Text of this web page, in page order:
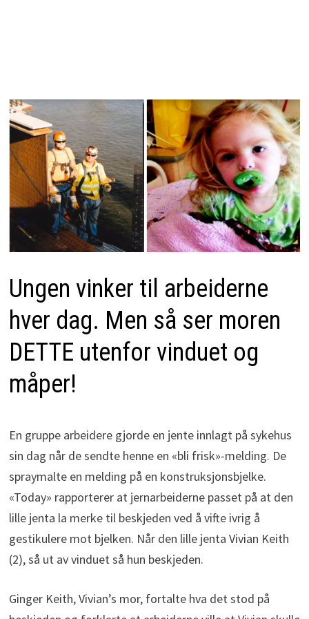
Ungen vinker til arbeiderne
hver dag. Men så ser moren
DETTE utenfor vinduet og
måper!
En gruppe arbeidere gjorde en jente innlagt på sykehus
sin dag når de sendte henne en «bli frisk»-melding. De
spraymalte en melding på en konstruksjonsbjelke.
«Today» rapporterer at jernarbeiderne passet på at den
lille jenta la merke til beskjeden ved å vifte ivrig å
gestikulere mot bjelken. Når den lille jenta Vivian Keith
(2), så ut av vinduet så hun beskjeden.
Ginger Keith, Vivian’s mor, fortalte hva det stod på